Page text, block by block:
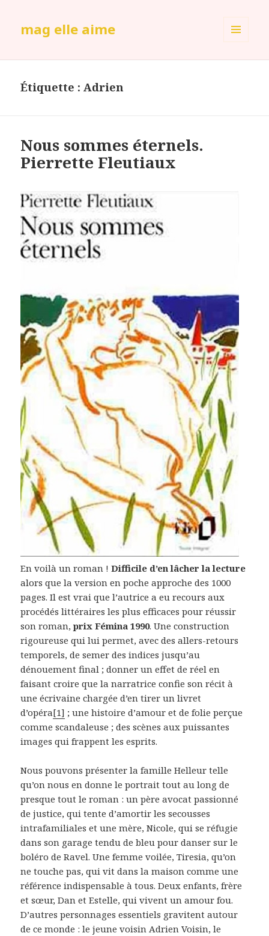
mag elle aime
Étiquette :Adrien
Nous sommes éternels.
Pierrette Fleutiaux
En voilà un roman !Difficile d’en lâcher la lecture
alors que la version en poche approche des 1000
pages. Il est vrai que l’autrice a eu recours aux
procédés littéraires les plus efficaces pour réussir
son roman,prix Fémina 1990. Une construction
rigoureuse qui lui permet, avec des allers-retours
temporels, de semer des indices jusqu’au
dénouement final ; donner un effet de réel en
faisant croire que la narratrice confie son récit à
une écrivaine chargée d’en tirer un livret
d’opéra[1] ; une histoire d’amour et de folie perçue
comme scandaleuse ; des scènes aux puissantes
images qui frappent les esprits.
Nous pouvons présenter la famille Helleur telle
qu’on nous en donne le portrait tout au long de
presque tout le roman : un père avocat passionné
de justice, qui tente d’amortir les secousses
intrafamiliales et une mère, Nicole, qui se réfugie
dans son garage tendu de bleu pour danser sur le
boléro de Ravel. Une femme voilée, Tiresia, qu’on
ne touche pas, qui vit dans la maison comme une
référence indispensable à tous. Deux enfants, frère
et sœur, Dan et Estelle, qui vivent un amour fou.
D’autres personnages essentiels gravitent autour
de ce monde : le jeune voisin Adrien Voisin, le